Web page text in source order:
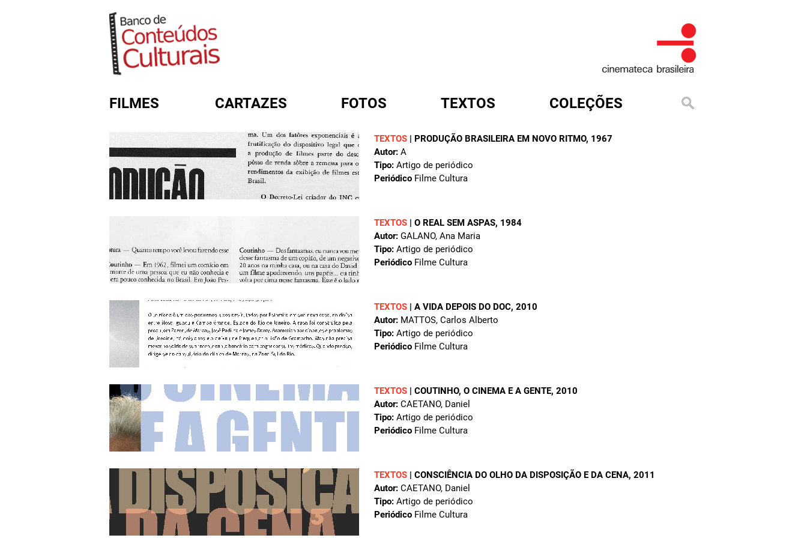
FILMES CARTAZES FOTOS TEXTOS COLEÇÕES
TEXTOS | PRODUÇÃO BRASILEIRA EM NOVO RITMO, 1967
Autor: A
Tipo: Artigo de periódico
Periódico Filme Cultura
TEXTOS | O REAL SEM ASPAS, 1984
Autor: GALANO, Ana Maria
Tipo: Artigo de periódico
Periódico Filme Cultura
TEXTOS | A VIDA DEPOIS DO DOC, 2010
Autor: MATTOS, Carlos Alberto
Tipo: Artigo de periódico
Periódico Filme Cultura
TEXTOS | COUTINHO, O CINEMA E A GENTE, 2010
Autor: CAETANO, Daniel
Tipo: Artigo de periódico
Periódico Filme Cultura
TEXTOS | CONSCIÊNCIA DO OLHO DA DISPOSIÇÃO E DA CENA, 2011
Autor: CAETANO, Daniel
Tipo: Artigo de periódico
Periódico Filme Cultura
FORMULÁRIO DE BUSCA